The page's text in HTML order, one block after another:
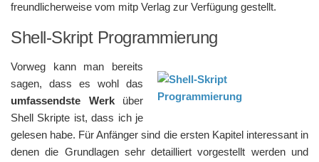
freundlicherweise vom mitp Verlag zur Verfügung gestellt.
Shell-Skript Programmierung
Vorweg kann man bereits
sagen, dass es wohl das
umfassendste Werküber
Shell Skripte ist, dass ich je
gelesen habe. Für Anfänger sind die ersten Kapitel interessant in
denen die Grundlagen sehr detailliert vorgestellt werden und